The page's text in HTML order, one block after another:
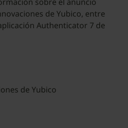
de Yubico, entre
Authenticator 7 de
de Yubico